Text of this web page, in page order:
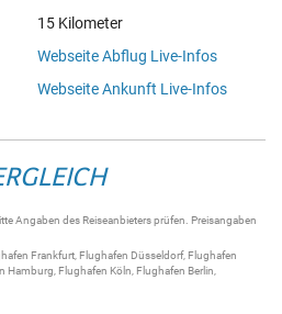
15 Kilometer
Webseite Abflug Live-Infos
Webseite Ankunft Live-Infos
Angaben des Reiseanbieters prüfen. Preisangaben
Frankfurt Flughafen Düsseldorf, Flughafen
Hamburg Flughafen Köln Flughafen Berlin